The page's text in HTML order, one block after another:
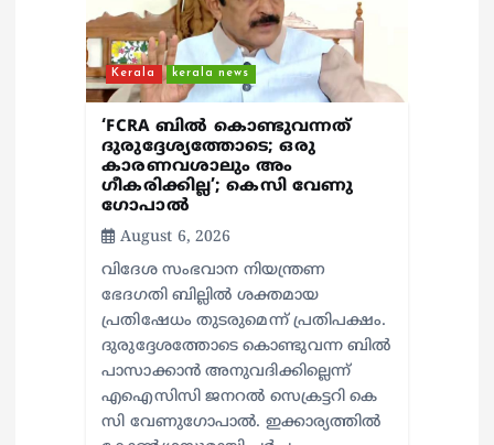
Kerala kerala news
‘FCRA ബിൽ കൊണ്ടുവന്നത്
ദുരുദ്ദേശ്യത്തോടെ; ഒരു
കാരണവശാലും അം​
ഗീകരിക്കില്ല’; കെസി വേണു​
ഗോപാൽ
August 6, 2026
വിദേശ സംഭവാന നിയന്ത്രണ
ഭേദഗതി ബില്ലിൽ ശക്തമായ
പ്രതിഷേധം തുടരുമെന്ന് പ്രതിപക്ഷം.
ദുരുദ്ദേശത്തോടെ കൊണ്ടുവന്ന ബിൽ
പാസാക്കാൻ അനുവദിക്കില്ലെന്ന്
എഐസിസി ജനറൽ സെക്രട്ടറി കെ
സി വേണുഗോപാൽ. ഇക്കാര്യത്തിൽ